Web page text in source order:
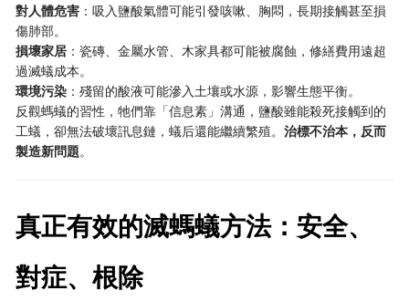
​對人體危害​ ​：吸入鹽酸氣體可能引發咳嗽、胸悶，長期接觸甚至損
傷肺部。
​損壞家居​ ​：瓷磚、金屬水管、木家具都可能被腐蝕，修繕費用遠超
過滅蟻成本。
​環境污染​ ​：殘留的酸液可能滲入土壤或水源，影響生態平衡。
反觀螞蟻的習性，牠們靠「信息素」溝通，鹽酸雖能殺死接觸到的
工蟻，卻無法破壞訊息鏈，蟻后還能繼續繁殖。​​治標不治本，反而
製造新問題​​。
真正有效的滅螞蟻方法：安全、
對症、根除